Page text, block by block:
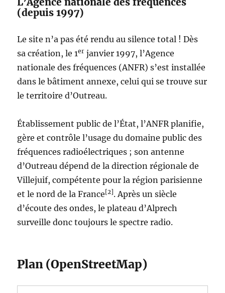
(depuis 1997)
Le site n’a pas été rendu au silence total ! Dès
sa création, le 1er janvier 1997, l’Agence
nationale des fréquences (ANFR) s’est installée
dans le bâtiment annexe, celui qui se trouve sur
le territoire d’Outreau.
Établissement public de l’État, l’ANFR planifie,
gère et contrôle l’usage du domaine public des
fréquences radioélectriques ; son antenne
d’Outreau dépend de la direction régionale de
Villejuif, compétente pour la région parisienne
et le nord de la France[2]. Après un siècle
d’écoute des ondes, le plateau d’Alprech
surveille donc toujours le spectre radio.
Plan (OpenStreetMap)